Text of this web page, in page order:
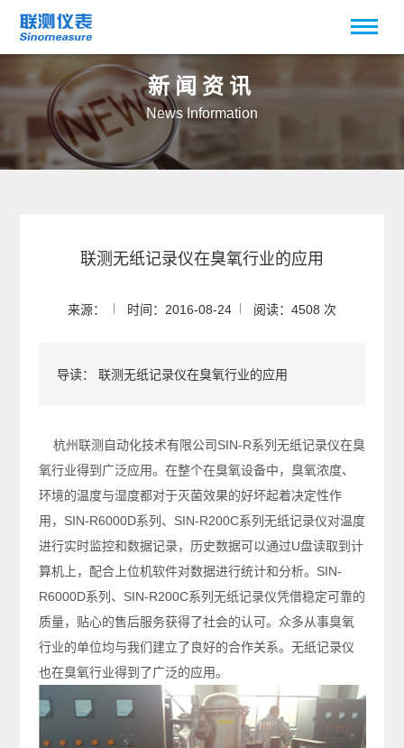
新闻资讯
News Information
联测无纸记录仪在臭氧行业的应用
来源： 时间：2016-08-24 阅读：4508 次
导读： 联测无纸记录仪在臭氧行业的应用
杭州联测自动化技术有限公司SIN-R系列无纸记录仪在臭
氧行业得到广泛应用。在整个在臭氧设备中，臭氧浓度、
环境的温度与湿度都对于灭菌效果的好坏起着决定性作
用，SIN-R6000D系列、SIN-R200C系列无纸记录仪对温度
进行实时监控和数据记录，历史数据可以通过U盘读取到计
算机上，配合上位机软件对数据进行统计和分析。SIN-
R6000D系列、SIN-R200C系列无纸记录仪凭借稳定可靠的
质量，贴心的售后服务获得了社会的认可。众多从事臭氧
行业的单位均与我们建立了良好的合作关系。无纸记录仪
也在臭氧行业得到了广泛的应用。